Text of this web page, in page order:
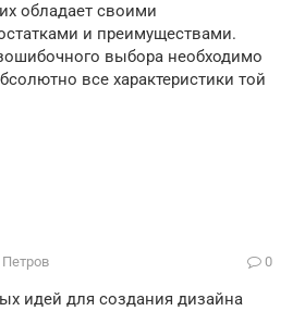
обладает своими
и преимуществами.
выбора необходимо
все характеристики той
0
идей для создания дизайна